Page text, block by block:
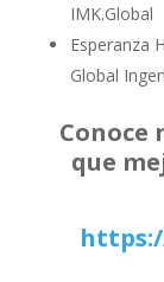
IMK.Global
Esperanza
Global
Conoce
que